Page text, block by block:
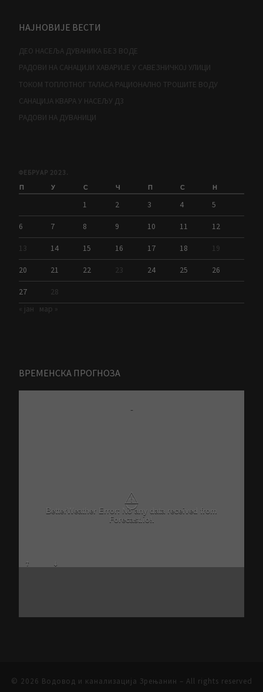
НАЈНОВИЈЕ ВЕСТИ
ДЕО НАСЕЉА ДУВАНИКА БЕЗ ВОДЕ
РАДОВИ НА САНАЦИЈИ ХАВАРИЈЕ У САВЕЗНИЧКОЈ УЛИЦИ
ТОКОМ ТОПЛОТНОГ ТАЛАСА РАЦИОНАЛНО ТРОШИТЕ ВОДУ
САНАЦИЈА КВАРА У НАСЕЉУ Д3
РАДОВИ НА ДУВАНИЦИ
ФЕБРУАР 2023.
П У С Ч П С Н
1 2 3 4 5
6 7 8 9 10 11 12
13 14 15 16 17 18 19
20 21 22 23 24 25 26
27
28
« јан
мар »
ВРЕМЕНСКА ПРОГНОЗА
-
⚠
BetterWeather Error: No any data received from
Forecast.io!.
© 2026 Водовод и канализација Зрењанин – All rights reserved